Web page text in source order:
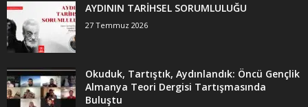
AYDININ TARİHSEL SORUMLULUĞU
27 Temmuz 2026
Okuduk, Tartıştık, Aydınlandık: Öncü Gençlik
Almanya Teori Dergisi Tartışmasında
Buluştu